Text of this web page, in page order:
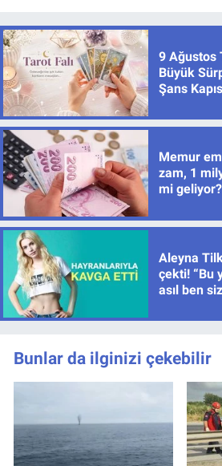
9 Ağustos
Büyük
Şans
Memur
zam, 1
mi
Aleyna
çekti! “Bu
asıl ben
Bunlar da ilginizi çekebilir